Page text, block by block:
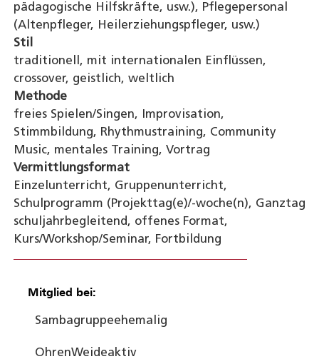
pädagogische Hilfskräfte, usw.), Pflegepersonal
(Altenpfleger, Heilerziehungspfleger, usw.)
Stil
traditionell, mit internationalen Einflüssen,
crossover, geistlich, weltlich
Methode
freies Spielen/Singen, Improvisation,
Stimmbildung, Rhythmustraining, Community
Music, mentales Training, Vortrag
Vermittlungsformat
Einzelunterricht, Gruppenunterricht,
Schulprogramm (Projekttag(e)/-woche(n), Ganztag
schuljahrbegleitend, offenes Format,
Kurs/Workshop/Seminar, Fortbildung
Mitglied bei:
Sambagruppeehemalig
OhrenWeideaktiv